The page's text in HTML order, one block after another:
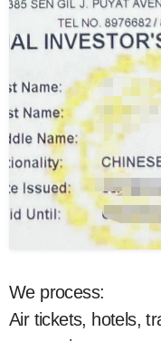
We process:
Air tickets, hotels,